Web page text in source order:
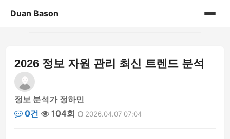
Duan Bason
게시판
2026 정보 자원 관리 최신 트렌드 분석
정보 분석가 정하민
0건
104회 2026.04.07 07:04